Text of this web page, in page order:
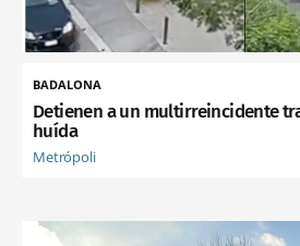
BADALONA
Detienen a un multirreincidente
huída
Metrópoli